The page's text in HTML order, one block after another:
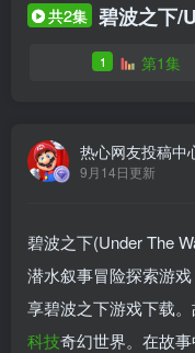
共2集 碧波之下/
1 第1集
热心网友投稿中
9月14日更新
碧波之下(Under The
潜水叙事冒险探索游
享碧波之下游戏下载
科技奇幻世界。在故